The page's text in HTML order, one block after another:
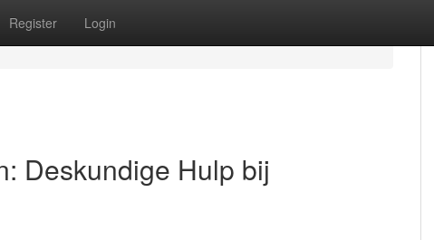
Register Login
Deskundige Hulp bij